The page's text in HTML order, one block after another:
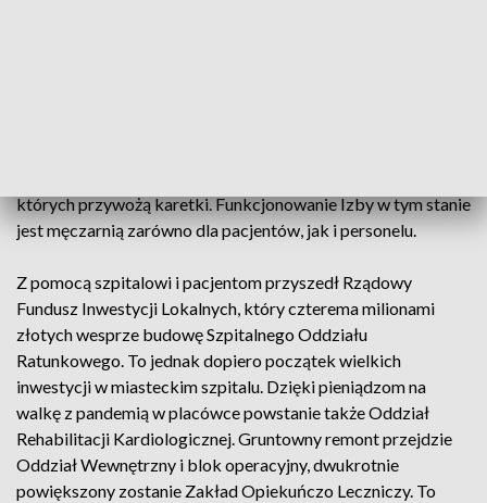
których przywożą karetki. Funkcjonowanie Izby w tym stanie
jest męczarnią zarówno dla pacjentów, jak i personelu.
Z pomocą szpitalowi i pacjentom przyszedł Rządowy
Fundusz Inwestycji Lokalnych, który czterema milionami
złotych wesprze budowę Szpitalnego Oddziału
Ratunkowego. To jednak dopiero początek wielkich
inwestycji w miasteckim szpitalu. Dzięki pieniądzom na
walkę z pandemią w placówce powstanie także Oddział
Rehabilitacji Kardiologicznej. Gruntowny remont przejdzie
Oddział Wewnętrzny i blok operacyjny, dwukrotnie
powiększony zostanie Zakład Opiekuńczo Leczniczy. To